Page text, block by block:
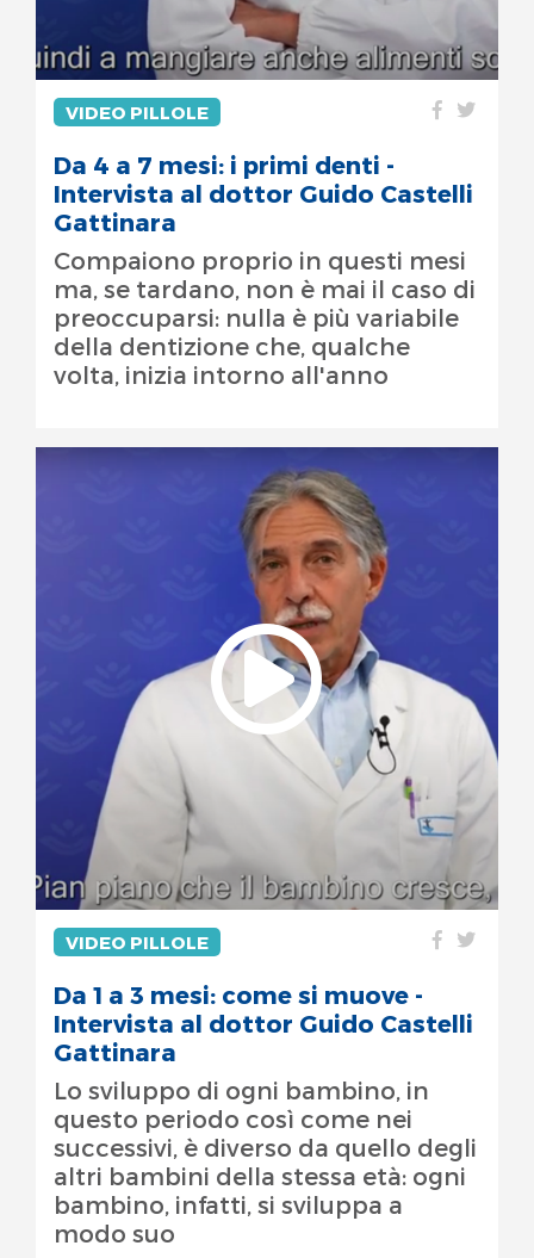
VIDEO PILLOLE
Da 4 a 7 mesi: i primi denti -
Intervista al dottor Guido Castelli
Gattinara
Compaiono proprio in questi mesi
ma, se tardano, non è mai il caso di
preoccuparsi: nulla è più variabile
della dentizione che, qualche
volta, inizia intorno all'anno
VIDEO PILLOLE
Da 1 a 3 mesi: come si muove -
Intervista al dottor Guido Castelli
Gattinara
Lo sviluppo di ogni bambino, in
questo periodo così come nei
successivi, è diverso da quello degli
altri bambini della stessa età: ogni
bambino, infatti, si sviluppa a
modo suo